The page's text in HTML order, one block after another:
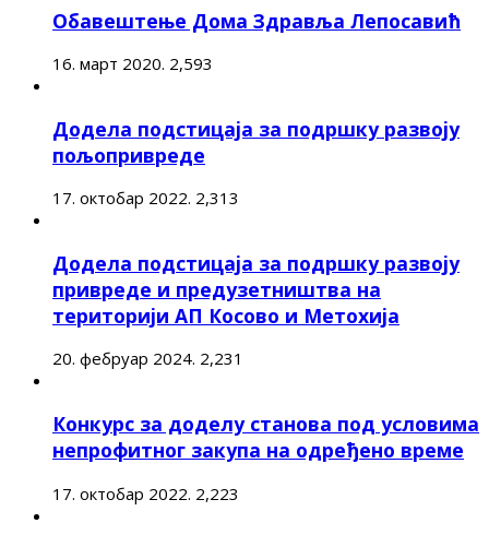
Обавештење Дома Здравља Лепосавић
16. март 2020. 2,593
Додела подстицаја за подршку развоју
пољопривреде
17. октобар 2022. 2,313
Додела подстицаја за подршку развоју
привреде и предузетништва на
територији АП Косово и Метохија
20. фебруар 2024. 2,231
Конкурс за доделу станова под условима
непрофитног закупа на одређено време
17. октобар 2022. 2,223